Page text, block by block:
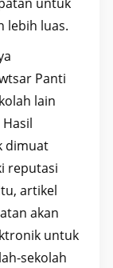
lebih luas.
Panti
lain
dimuat
reputasi
artikel
akan
untuk
sekolah